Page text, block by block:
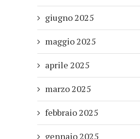
giugno 2025
maggio 2025
aprile 2025
marzo 2025
febbraio 2025
gennaio 2025